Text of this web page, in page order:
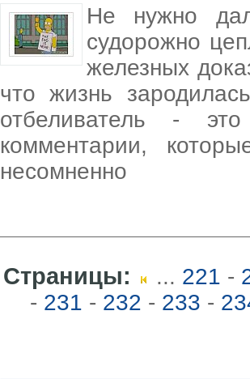
Не нужно
судорожно
железных
что жизнь
отбеливатель -
комментарии,
несомненно
Страницы: ... 221 -
- 231 - 232 - 233 -